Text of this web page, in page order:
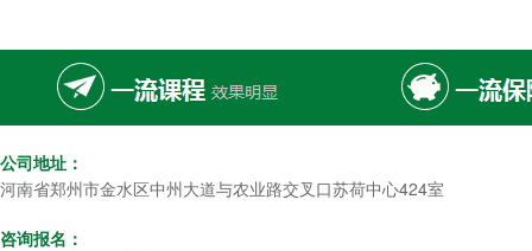
公司地址：
河南省郑州市金水区中州大道与农业路交叉口苏荷中心424室
咨询报名：